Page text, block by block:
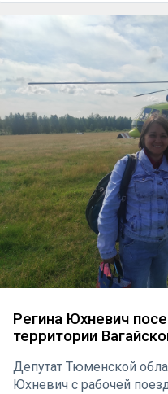
Регина Юхневич
территории
Депутат Тюменской
Юхневич с рабочей